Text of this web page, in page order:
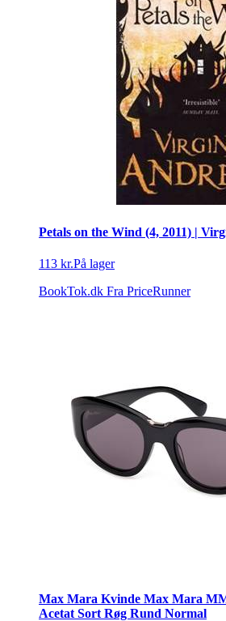
Petals on the Wind (4, 2011) |
113 kr.På lager
BookTok.dk Fra PriceRunner
Max Mara Kvinde Max Mara
Acetat Sort Røg Rund Normal